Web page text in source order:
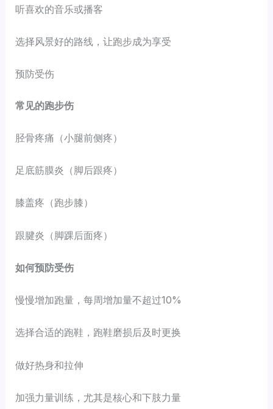
听喜欢的音乐或播客
选择风景好的路线，让跑步成为享受
预防受伤
常见的跑步伤
胫骨疼痛（小腿前侧疼）
足底筋膜炎（脚后跟疼）
膝盖疼（跑步膝）
跟腱炎（脚踝后面疼）
如何预防受伤
慢慢增加跑量，每周增加量不超过10%
选择合适的跑鞋，跑鞋磨损后及时更换
做好热身和拉伸
加强力量训练，尤其是核心和下肢力量